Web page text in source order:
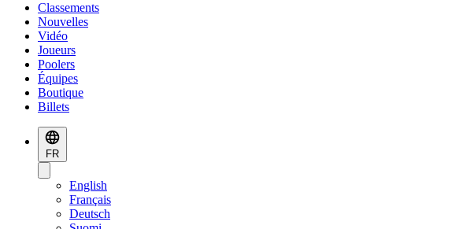
Classements
Nouvelles
Vidéo
Joueurs
Poolers
Équipes
Boutique
Billets
FR
English
Français
Deutsch